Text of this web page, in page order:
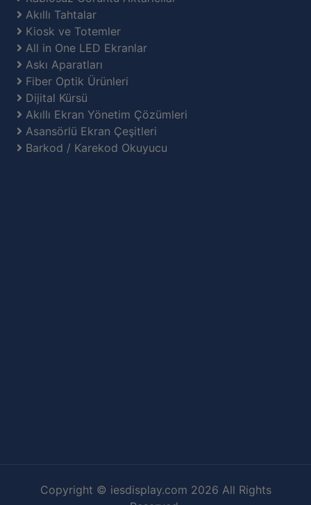
Akıllı Tahtalar
Kiosk ve Totemler
All in One LED Ekranlar
Askı Aparatları
Fiber Optik Ürünleri
Dijital Kürsü
Akıllı Ekran Yönetim Çözümleri
Asansörlü Ekran Çeşitleri
Barkod / Karekod Okuyucu
Copyright © iesdisplay.com 2026 All Rights